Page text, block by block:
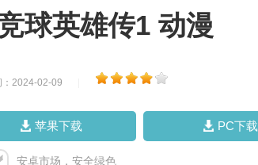
球英雄传1 动漫
：2024-02-09
苹果下载 PC下载
安卓市场，安全绿色